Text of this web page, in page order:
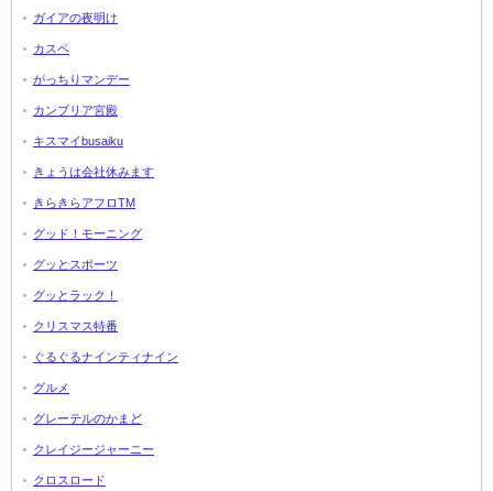
ガイアの夜明け
カスペ
がっちりマンデー
カンブリア宮殿
キスマイbusaiku
きょうは会社休みます
きらきらアフロTM
グッド！モーニング
グッとスポーツ
グッとラック！
クリスマス特番
ぐるぐるナインティナイン
グルメ
グレーテルのかまど
クレイジージャーニー
クロスロード